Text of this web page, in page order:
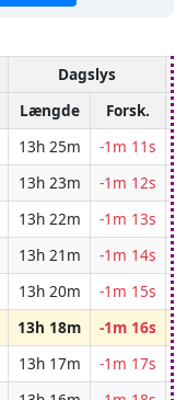
Dagslys
Længde
Forsk.
13h 25m
-1m 11s
13h 23m
-1m 12s
13h 22m
-1m 13s
13h 21m
-1m 14s
13h 20m
-1m 15s
13h 18m
-1m 16s
13h 17m
-1m 17s